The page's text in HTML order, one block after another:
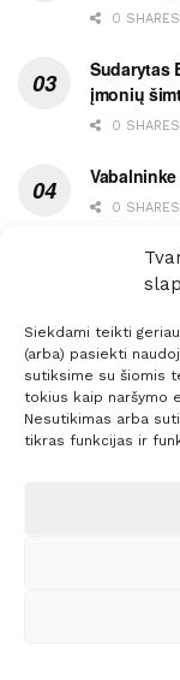
Siekdami teikti
(arba) pasiekti
sutiksime su šiomis
tokius kaip naršymo
Nesutikimas arba
tikras funkcijas ir
0 SHARES
Sudarytas
įmonių
0 SHARES
0 SHARES
Vytauto
0 SHARES
Prenumerata